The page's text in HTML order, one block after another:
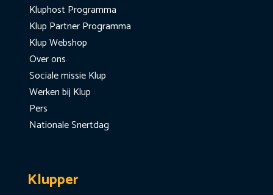
Kluphost Programma
Klup Partner Programma
Klup Webshop
Over ons
Sociale missie Klup
Werken bij Klup
Pers
Nationale Snertdag
Klupper